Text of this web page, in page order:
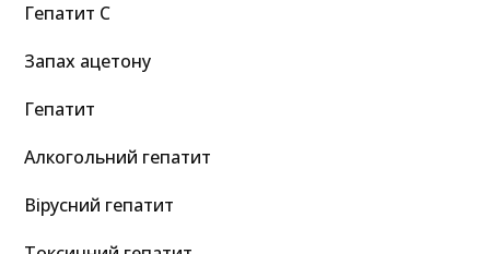
Гепатит С
Запах ацетону
Гепатит
Алкогольний гепатит
Вірусний гепатит